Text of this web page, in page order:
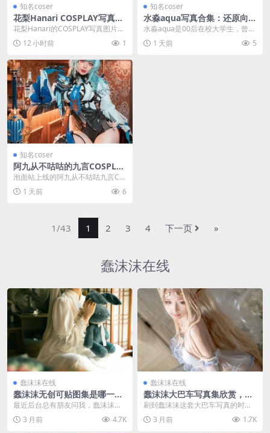
知名coser
花梨Hanari COSPLAY写真图
包合集，泡面站持续更新中
花梨Hanari的COSPLAY写真图片包
合集在泡面站持续更新，归类于次
元合集，...
12 小时前 1
知名coser
水淼aqua写真合集：还原向C
OSER的成长与颜值争议
水淼aqua是00后在校大学生，曾以
微博人气COSER身份积累34万粉
丝，经历封...
1 天前 5
知名coser
阿九从不咕咕的九言COSPLA
Y写真合集，泡面站持续更新
泡面站上线的阿九从不咕咕九言CO
SPLAY写真图片合集持续更新中，
目前已收录7张...
1 天前 6
1/43 1 2 3 4 下一页 »
蠢沫沫在线
蠢沫沫在线
蠢沫沫无创可贴图集是哪一
期？创可贴战神蠢沫沫合集欣
赏
最近后台总有朋友问我，蠢沫沫那
个“无创可贴”的图集到底是哪一期？
还有人一直叫她“...
3 月前 4.7K
蠢沫沫在线
蠢沫沫大巴车写真集欣赏，创
可贴战神的cosplay图集与众
不同
刷到蠢沫沫这套大巴车写真的时候
我在地铁上，看得太入迷直接坐过
了两站，我平时看co...
3 月前 1.7K